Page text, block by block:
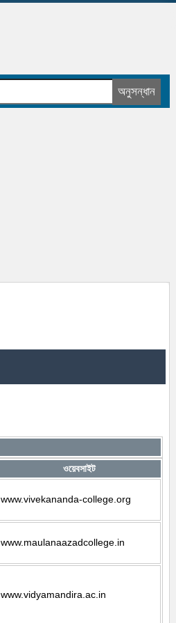
ওয়েবসাইট
www.vivekananda-college.org
www.maulanaazadcollege.in
www.vidyamandira.ac.in